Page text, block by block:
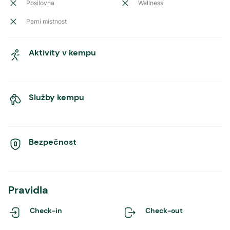
Posilovna Wellness
Parní místnost
Aktivity v kempu
Služby kempu
Bezpečnost
Pravidla
Check-in Check-out